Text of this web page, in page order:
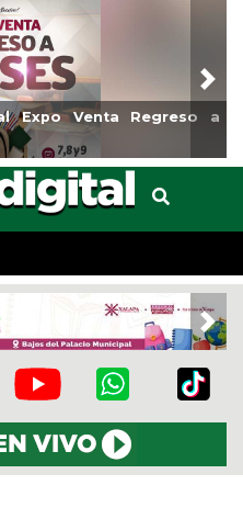
Expo Venta Regreso a